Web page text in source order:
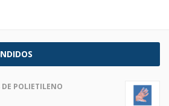
DE POLIETILENO